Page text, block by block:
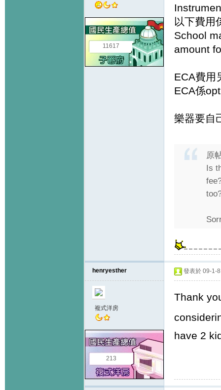
11617
以下費用
School
amount
ECA費用
ECA係
樂器要自
原
Is
henryesther
複式洋房
213
發表於 09-1-
Thank
have 2